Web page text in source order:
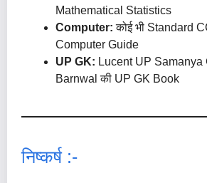
Mathematical Statistics
Computer: कोई भी Standard
Computer Guide
UP GK: Lucent UP Samanya
Barnwal की UP GK Book
निष्कर्ष :-